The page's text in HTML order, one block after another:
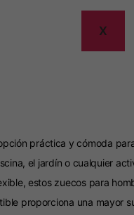
X
práctica y cómoda
el jardín o cualquier
estos zuecos para
proporciona una mayor